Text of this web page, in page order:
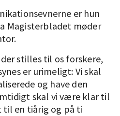
er hun
Magisterbladet møder
stilles til os forskere,
er urimeligt: Vi skal
og have den
skal vi være klar til
til en tiårig og på ti